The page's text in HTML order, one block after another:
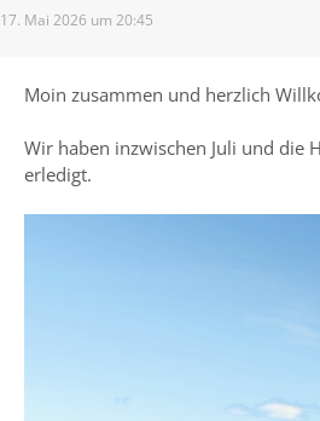
17. Mai 2026 um 20:45
Moin zusammen und herzlich
Wir haben inzwischen Juli und die
erledigt.